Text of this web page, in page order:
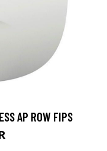
AP ROW FIPS